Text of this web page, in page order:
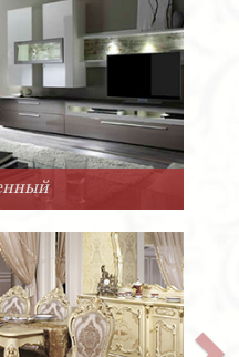
Арт-Деко